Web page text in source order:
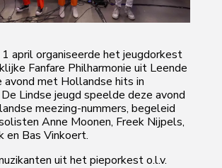
april organiseerde het jeugdorkest
Fanfare Philharmonie uit Leende
avond met Hollandse hits in
Lindse jeugd speelde deze avond
meezing-nummers, begeleid
Anne Moonen, Freek Nijpels,
en Bas Vinkoert.
uit het pieporkest o.l.v.